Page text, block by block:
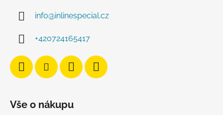
info@inlinespecial.cz
+420724165417
Vše o nákupu